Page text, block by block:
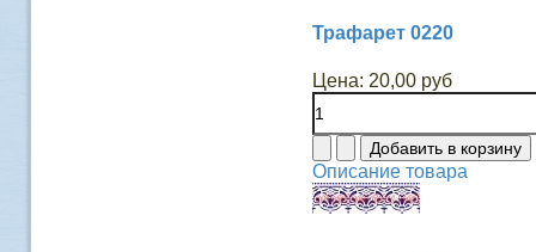
Трафарет 0220
Цена: 20,00 руб
Описание товара